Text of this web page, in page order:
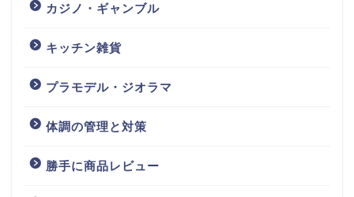
カジノ・ギャンブル
キッチン雑貨
プラモデル・ジオラマ
体調の管理と対策
勝手に商品レビュー